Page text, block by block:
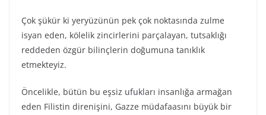
Çok şükür ki yeryüzünün pek çok noktasında zulme
isyan eden, kölelik zincirlerini parçalayan, tutsaklığı
reddeden özgür bilinçlerin doğumuna tanıklık
etmekteyiz.
Öncelikle, bütün bu eşsiz ufukları insanlığa armağan
eden Filistin direnişini, Gazze müdafaasını büyük bir